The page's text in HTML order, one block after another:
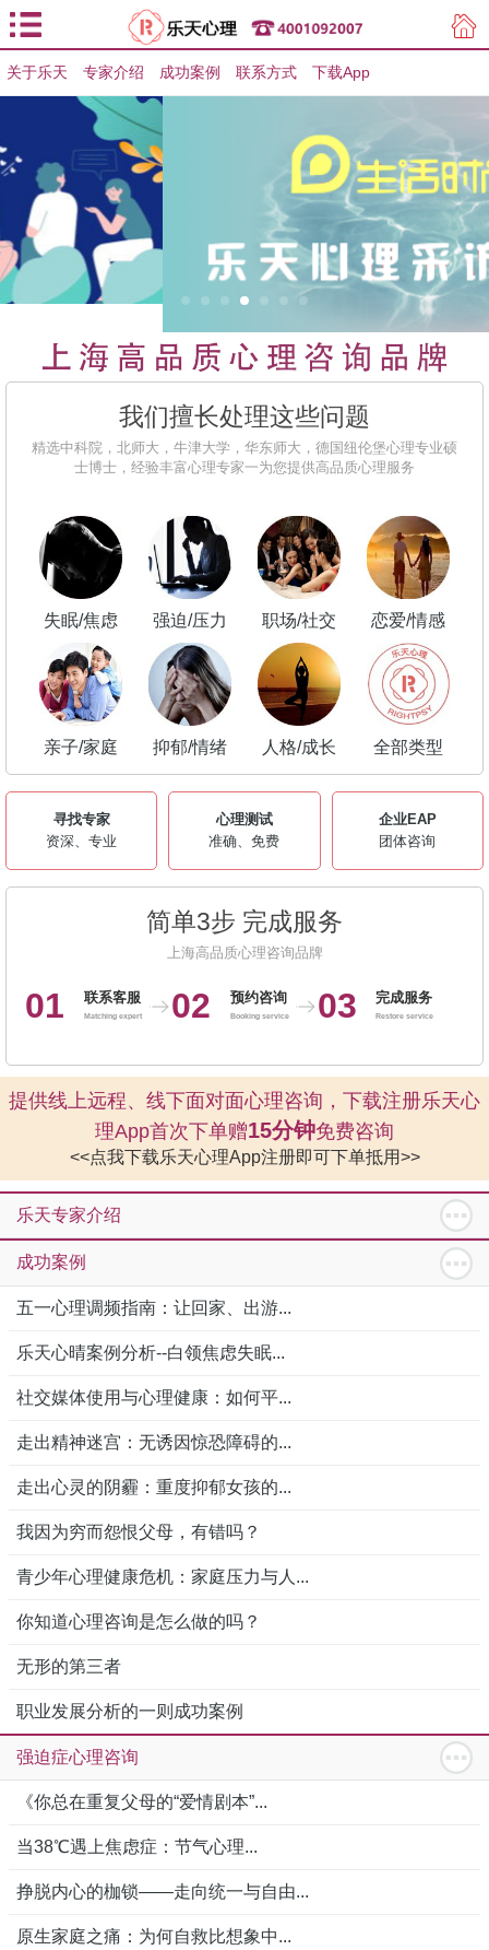
用户登录 用户注册
关于乐天 专家介绍 成功案例 联系方式 下载App
我们擅长处理这些问题
精选中科院，北师大，牛津大学，华东师大，德国纽伦堡心理专业硕
士博士，经验丰富心理专家一为您提供高品质心理服务
失眠/焦虑 强迫/压力 职场/社交 恋爱/情感
亲子/家庭 抑郁/情绪 人格/成长 全部类型
寻找专家
资深、专业
心理测试
准确、免费
企业EAP
团体咨询
简单3步 完成服务
上海高品质心理咨询品牌
01 联系客服
Matching expert 02 预约咨询
Booking service 03 完成服务
Restore service
提供线上远程、线下面对面心理咨询，下载注册乐天心
理App首次下单赠15分钟免费咨询
<<点我下载乐天心理App注册即可下单抵用>>
乐天专家介绍
成功案例
五一心理调频指南：让回家、出游...
乐天心晴案例分析--白领焦虑失眠...
社交媒体使用与心理健康：如何平...
走出精神迷宫：无诱因惊恐障碍的...
走出心灵的阴霾：重度抑郁女孩的...
我因为穷而怨恨父母，有错吗？
青少年心理健康危机：家庭压力与人...
你知道心理咨询是怎么做的吗？
无形的第三者
职业发展分析的一则成功案例
强迫症心理咨询
《你总在重复父母的“爱情剧本”...
当38℃遇上焦虑症：节气心理...
挣脱内心的枷锁——走向统一与自由...
原生家庭之痛：为何自救比想象中...